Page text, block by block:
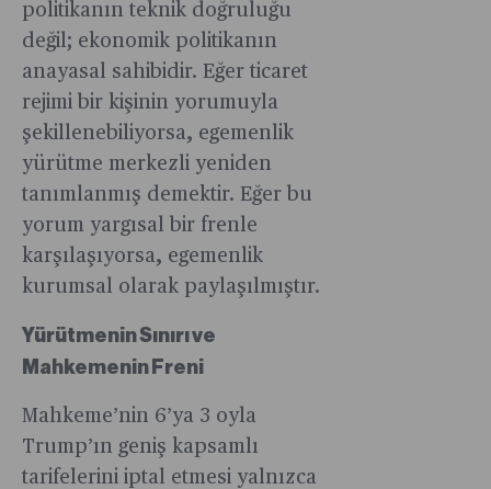
politikanın teknik doğruluğu
değil; ekonomik politikanın
anayasal sahibidir. Eğer ticaret
rejimi bir kişinin yorumuyla
şekillenebiliyorsa, egemenlik
yürütme merkezli yeniden
tanımlanmış demektir. Eğer bu
yorum yargısal bir frenle
karşılaşıyorsa, egemenlik
kurumsal olarak paylaşılmıştır.
Yürütmenin Sınırı ve
Mahkemenin Freni
Mahkeme’nin 6’ya 3 oyla
Trump’ın geniş kapsamlı
tarifelerini iptal etmesi yalnızca